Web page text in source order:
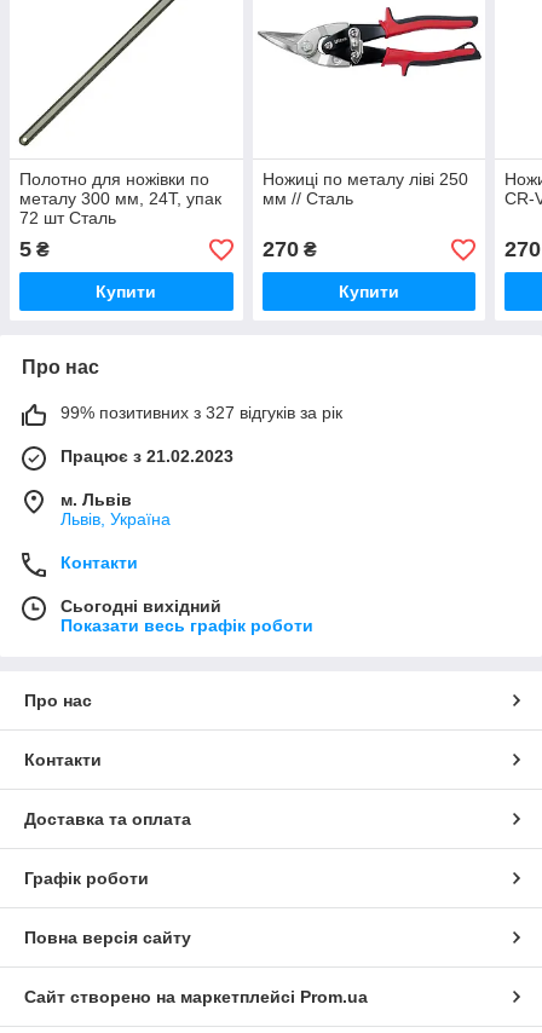
Полотно для ножівки по
металу 300 мм, 24Т, упак
72 шт Сталь
5 ₴
Купити
Ножиці по металу ліві 250
мм // Сталь
270₴
Купити
CR-
270
Про нас
99% позитивних з 327 відгуків за рік
Працює з 21.02.2023
м. Львів
Львів, Україна
Контакти
Сьогодні вихідний
Показати весь графік роботи
Про нас
Контакти
Доставка та оплата
Графік роботи
Повна версія сайту
Сайт створено на маркетплейсі Prom.ua